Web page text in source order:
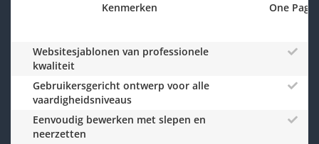
Kenmerken One Page
Websitesjablonen van professionele
kwaliteit
Gebruikersgericht ontwerp voor alle
vaardigheidsniveaus
Eenvoudig bewerken met slepen en
neerzetten